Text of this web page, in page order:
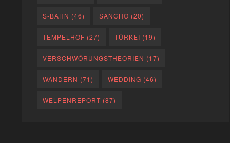
S-BAHN (46) SANCHO (20)
TEMPELHOF (27) TÜRKEI (19)
VERSCHWÖRUNGSTHEORIEN (17)
WANDERN (71) WEDDING (46)
WELPENREPORT (87)